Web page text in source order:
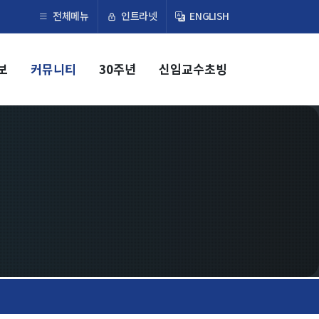
전체메뉴 인트라넷 ENGLISH
커뮤니티 30주년 신임교수초빙
×
교육
학부
연합전공 지능형 통신